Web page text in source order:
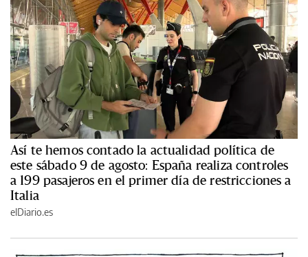
Así te hemos contado la actualidad política de
este sábado 9 de agosto: España realiza controles
a 199 pasajeros en el primer día de restricciones a
Italia
elDiario.es